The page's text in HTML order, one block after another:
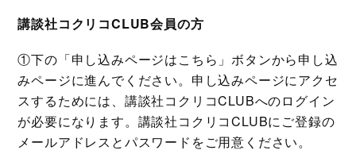
講談社コクリコCLUB会員の方
①下の「申し込みページはこちら」ボタンから申し込
みページに進んでください。申し込みページにアクセ
スするためには、講談社コクリコCLUBへのログイン
が必要になります。講談社コクリコCLUBにご登録の
メールアドレスとパスワードをご用意ください。